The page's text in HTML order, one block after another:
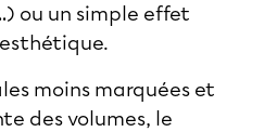
ou un simple effet
moins marquées et
des volumes, le